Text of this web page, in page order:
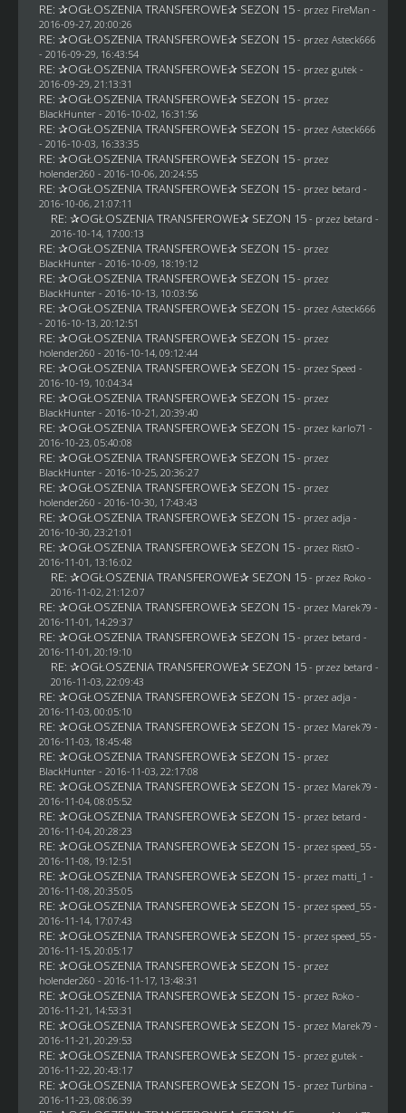
RE: ✰OGŁOSZENIA TRANSFEROWE✰ SEZON 15 - przez FireMan -
2016-09-27, 20:00:26
RE: ✰OGŁOSZENIA TRANSFEROWE✰ SEZON 15 - przez Asteck666
- 2016-09-29, 16:43:54
RE: ✰OGŁOSZENIA TRANSFEROWE✰ SEZON 15 - przez gutek -
2016-09-29, 21:13:31
RE: ✰OGŁOSZENIA TRANSFEROWE✰ SEZON 15 - przez
BlackHunter- 2016-10-02, 16:31:56
RE: ✰OGŁOSZENIA TRANSFEROWE✰ SEZON 15 - przez Asteck666
- 2016-10-03, 16:33:35
RE: ✰OGŁOSZENIA TRANSFEROWE✰ SEZON 15 - przez
holender260 - 2016-10-06, 20:24:55
RE: ✰OGŁOSZENIA TRANSFEROWE✰ SEZON 15 - przez betard -
2016-10-06, 21:07:11
RE: ✰OGŁOSZENIA TRANSFEROWE✰ SEZON 15 - przez betard -
2016-10-14, 17:00:13
RE: ✰OGŁOSZENIA TRANSFEROWE✰ SEZON 15 - przez
BlackHunter- 2016-10-09, 18:19:12
RE: ✰OGŁOSZENIA TRANSFEROWE✰ SEZON 15 - przez
BlackHunter- 2016-10-13, 10:03:56
RE: ✰OGŁOSZENIA TRANSFEROWE✰ SEZON 15 - przez Asteck666
- 2016-10-13, 20:12:51
RE: ✰OGŁOSZENIA TRANSFEROWE✰ SEZON 15 - przez
holender260 - 2016-10-14, 09:12:44
RE: ✰OGŁOSZENIA TRANSFEROWE✰ SEZON 15 - przez Speed -
2016-10-19, 10:04:34
RE: ✰OGŁOSZENIA TRANSFEROWE✰ SEZON 15 - przez
BlackHunter- 2016-10-21, 20:39:40
RE: ✰OGŁOSZENIA TRANSFEROWE✰ SEZON 15 - przez karlo71 -
2016-10-23, 05:40:08
RE: ✰OGŁOSZENIA TRANSFEROWE✰ SEZON 15 - przez
BlackHunter- 2016-10-25, 20:36:27
RE: ✰OGŁOSZENIA TRANSFEROWE✰ SEZON 15 - przez
holender260 - 2016-10-30, 17:43:43
RE: ✰OGŁOSZENIA TRANSFEROWE✰ SEZON 15 - przez adja -
2016-10-30, 23:21:01
RE: ✰OGŁOSZENIA TRANSFEROWE✰ SEZON 15 - przez RistO-
2016-11-01, 13:16:02
RE: ✰OGŁOSZENIA TRANSFEROWE✰ SEZON 15 - przez Roko-
2016-11-02, 21:12:07
RE: ✰OGŁOSZENIA TRANSFEROWE✰ SEZON 15 - przez Marek79 -
2016-11-01, 14:29:37
RE: ✰OGŁOSZENIA TRANSFEROWE✰ SEZON 15 - przez betard -
2016-11-01, 20:19:10
RE: ✰OGŁOSZENIA TRANSFEROWE✰ SEZON 15 - przez betard -
2016-11-03, 22:09:43
RE: ✰OGŁOSZENIA TRANSFEROWE✰ SEZON 15 - przez adja -
2016-11-03, 00:05:10
RE: ✰OGŁOSZENIA TRANSFEROWE✰ SEZON 15 - przez Marek79 -
2016-11-03, 18:45:48
RE: ✰OGŁOSZENIA TRANSFEROWE✰ SEZON 15 - przez
BlackHunter- 2016-11-03, 22:17:08
RE: ✰OGŁOSZENIA TRANSFEROWE✰ SEZON 15 - przez Marek79 -
2016-11-04, 08:05:52
RE: ✰OGŁOSZENIA TRANSFEROWE✰ SEZON 15 - przez betard -
2016-11-04, 20:28:23
RE: ✰OGŁOSZENIA TRANSFEROWE✰ SEZON 15 - przez speed_55 -
2016-11-08, 19:12:51
RE: ✰OGŁOSZENIA TRANSFEROWE✰ SEZON 15 - przez matti_1 -
2016-11-08, 20:35:05
RE: ✰OGŁOSZENIA TRANSFEROWE✰ SEZON 15 - przez speed_55 -
2016-11-14, 17:07:43
RE: ✰OGŁOSZENIA TRANSFEROWE✰ SEZON 15 - przez speed_55 -
2016-11-15, 20:05:17
RE: ✰OGŁOSZENIA TRANSFEROWE✰ SEZON 15 - przez
holender260 - 2016-11-17, 13:48:31
RE: ✰OGŁOSZENIA TRANSFEROWE✰ SEZON 15 - przez Roko-
2016-11-21, 14:53:31
RE: ✰OGŁOSZENIA TRANSFEROWE✰ SEZON 15 - przez Marek79 -
2016-11-21, 20:29:53
RE: ✰OGŁOSZENIA TRANSFEROWE✰ SEZON 15 - przez gutek -
2016-11-22, 20:43:17
RE: ✰OGŁOSZENIA TRANSFEROWE✰ SEZON 15 - przez Turbina -
2016-11-23, 08:06:39